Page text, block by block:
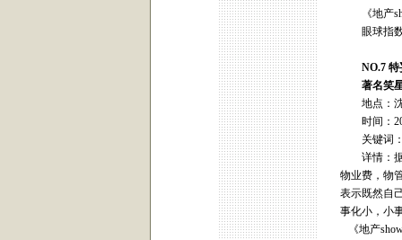
《地产
眼球指
NO.7 特
著名笑星
地点：
时间：
关键词：
详情：据
物业费，物
表示既然自
事化小，小
《地产